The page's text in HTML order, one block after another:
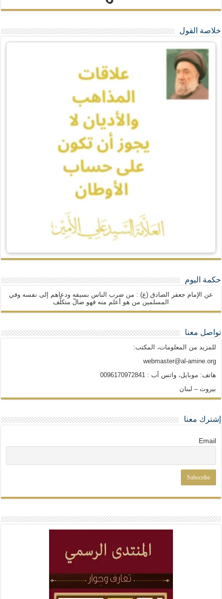
خلاصة القول
حكمة اليوم
عن الإمام جعفر الصادق (ع) : من ضرب الناس بسيفه ودعاهم إلى نفسه وفي
المسلمين من هو أعلم منه فهو ضالّ متكلّف
تواصل معنا
للمزيد من المعلومات، المكتب:
webmaster@al-amine.org
هاتف: موبايل، واتس آب : 0096170972841
بيروت – لبنان
إشترك معنا
Email